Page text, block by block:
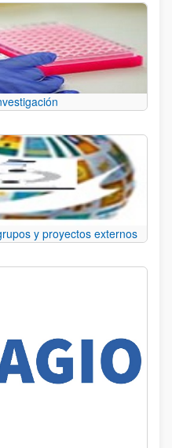
y proyectos externos